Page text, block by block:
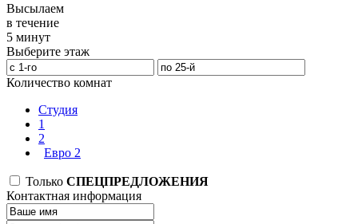
Высылаем
в течение
5 минут
Выберите этаж
Количество комнат
Студия
1
2
Евро 2
Только СПЕЦПРЕДЛОЖЕНИЯ
Контактная информация